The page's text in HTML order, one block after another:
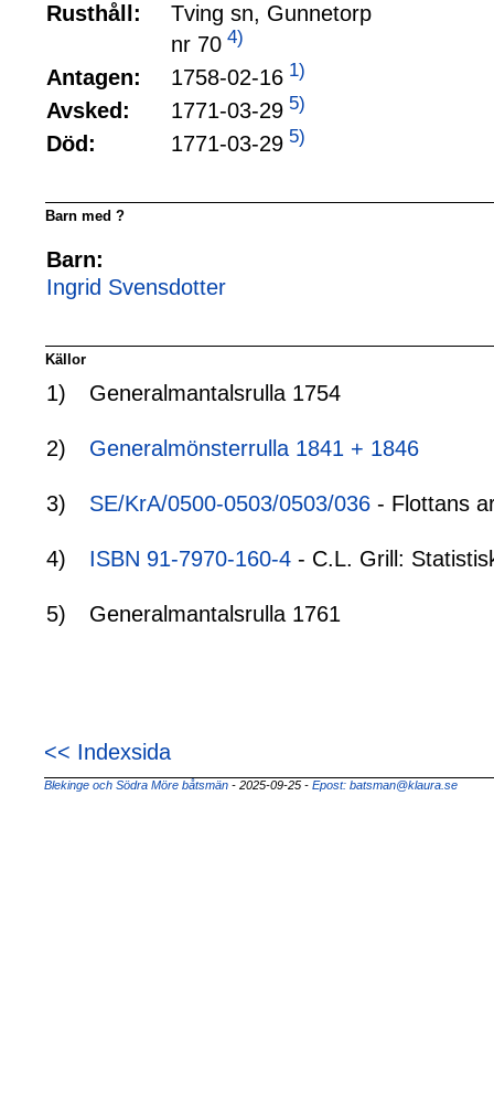
Rusthåll:
Tving sn, Gunnetorp
nr 70 4)
Antagen: 1758-02-16 1)
Avsked: 1771-03-29 5)
Död: 1771-03-29 5)
Barn med ?
Barn:
Ingrid Svensdotter
Källor
1) Generalmantalsrulla 1754
2) Generalmönsterrulla 1841 + 1846
3) SE/KrA/0500-0503/0503/036 - Flottans
4) ISBN 91-7970-160-4 - C.L. Grill:
5) Generalmantalsrulla 1761
<< Indexsida
Blekinge och Södra Möre båtsmän - 2025-09-25 - Epost: batsman@klaura.se